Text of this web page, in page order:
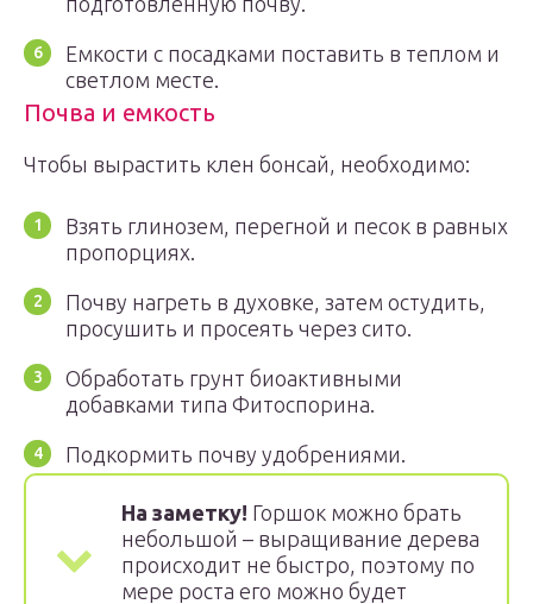
Емкости с посадками поставить в теплом и
светлом месте.
Почва и емкость
Чтобы вырастить клен бонсай, необходимо:
Взять глинозем, перегной и песок в равных
пропорциях.
Почву нагреть в духовке, затем остудить,
просушить и просеять через сито.
Обработать грунт биоактивными
добавками типа Фитоспорина.
Подкормить почву удобрениями.
На заметку! Горшок можно брать
небольшой – выращивание дерева
происходит не быстро, поэтому по
мере роста его можно будет